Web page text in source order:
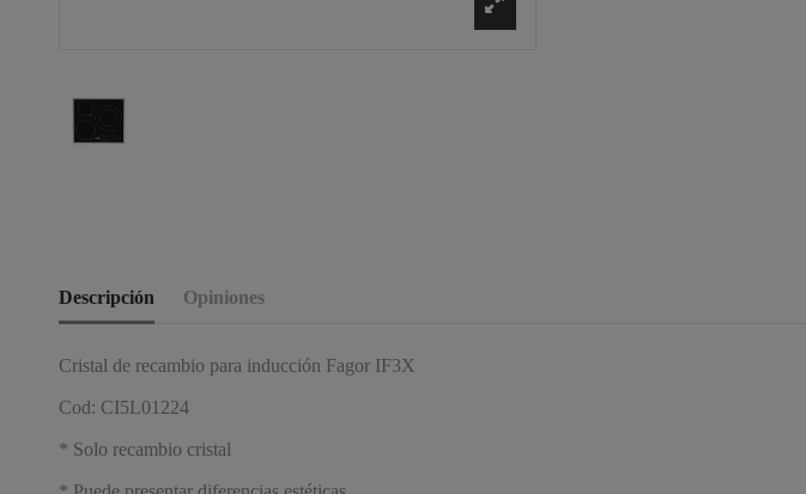
Descripción Opiniones
Cristal de recambio para inducción Fagor IF3X
Cod: CI5L01224
* Solo recambio cristal